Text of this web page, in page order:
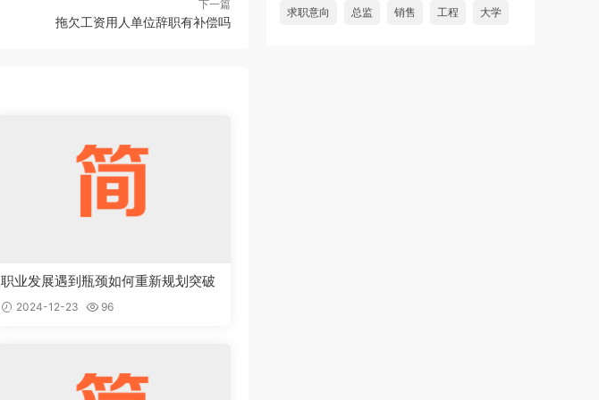
下一篇
拖欠工资用人单位辞职有补偿吗
职业发展遇到瓶颈如何重新规划突破
2024-12-23 96
求职意向 总监 销售 工程 大学